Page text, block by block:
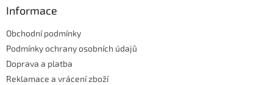
Informace
Obchodní podmínky
Podmínky ochrany osobních údajů
Doprava a platba
Reklamace a vrácení zboží